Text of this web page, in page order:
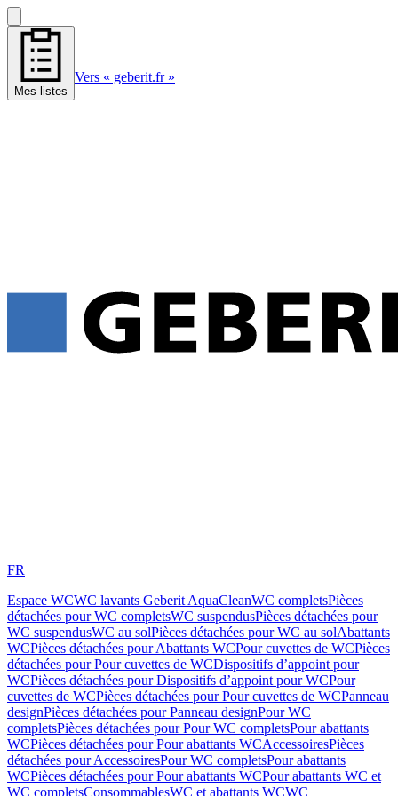
Mes listes
Vers « geberit.fr »
FR
Espace WCWC lavants Geberit AquaCleanWC completsPièces
détachées pour WC completsWC suspendusPièces détachées pour
WC suspendusWC au solPièces détachées pour WC au solAbattants
WCPièces détachées pour Abattants WCPour cuvettes de WCPièces
détachées pour Pour cuvettes de WCDispositifs d’appoint pour
WCPièces détachées pour Dispositifs d’appoint pour WCPour
cuvettes de WCPièces détachées pour Pour cuvettes de WCPanneau
designPièces détachées pour Panneau designPour WC
completsPièces détachées pour Pour WC completsPour abattants
WCPièces détachées pour Pour abattants WCAccessoiresPièces
détachées pour AccessoiresPour WC completsPour abattants
WCPièces détachées pour Pour abattants WCPour abattants WC et
WC completsConsommablesWC et abattants WCWC